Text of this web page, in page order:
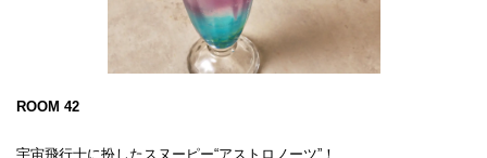
ROOM 42
宇宙飛行士に扮したスヌーピー“アストロノーツ”！